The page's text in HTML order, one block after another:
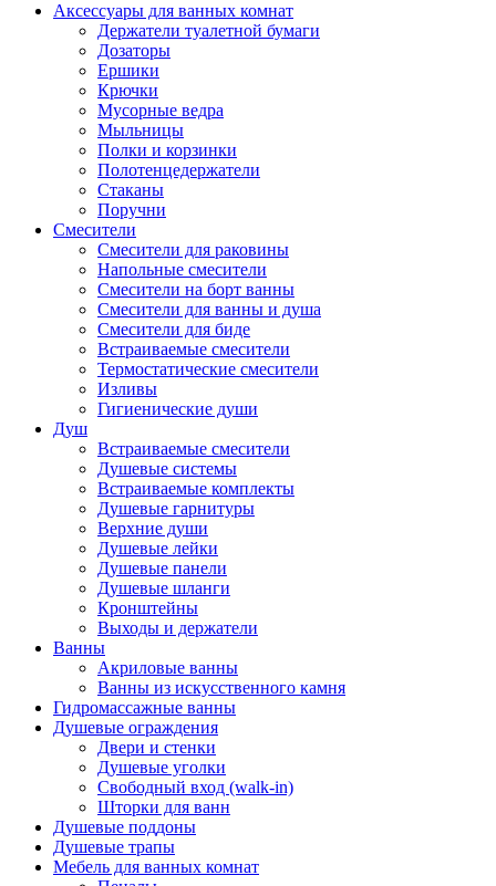
Аксессуары для ванных комнат
Держатели туалетной бумаги
Дозаторы
Ершики
Крючки
Мусорные ведра
Мыльницы
Полки и корзинки
Полотенцедержатели
Стаканы
Поручни
Смесители
Смесители для раковины
Напольные смесители
Смесители на борт ванны
Смесители для ванны и душа
Смесители для биде
Встраиваемые смесители
Термостатические смесители
Изливы
Гигиенические души
Душ
Встраиваемые смесители
Душевые системы
Встраиваемые комплекты
Душевые гарнитуры
Верхние души
Душевые лейки
Душевые панели
Душевые шланги
Кронштейны
Выходы и держатели
Ванны
Акриловые ванны
Ванны из искусственного камня
Гидромассажные ванны
Душевые ограждения
Двери и стенки
Душевые уголки
Свободный вход (walk-in)
Шторки для ванн
Душевые поддоны
Душевые трапы
Мебель для ванных комнат